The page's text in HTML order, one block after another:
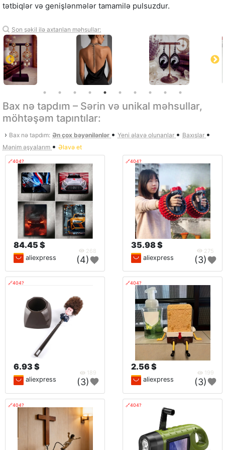
tətbiqlər və genişlənmələr tamamilə pulsuzdur.
Son şəkil ilə axtarılan məhsullar:
Bax nə tapdım – Sərin və unikal məhsullar,
möhtəşəm tapıntılar:
› Bax nə tapdım: Ən çox bəyənilənlər • Yeni əlavə olunanlar • Baxışlar •
Mənim əşyalarım • Əlavə et
🔗404?
84.45 $
268
aliexpress (4)
🔗404?
35.98 $
275
aliexpress (3)
🔗404?
6.93 $
189
aliexpress (3)
🔗404?
2.56 $
199
aliexpress (3)
🔗404? 🔗404?